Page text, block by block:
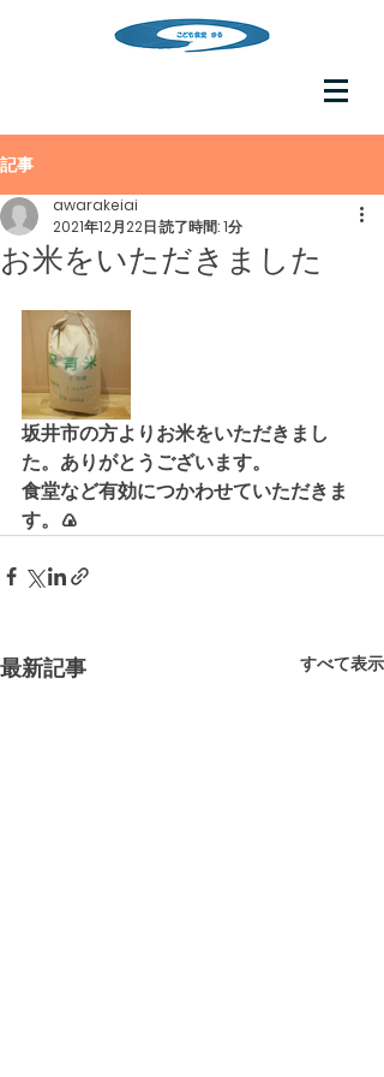
記事
お米をいただきました
awarakeiai
2021年12月22日読了時間: 1分
坂井市の方よりお米をいただきまし
た。ありがとうございます。
食堂など有効につかわせていただきま
す。🍙
最新記事 すべて表示